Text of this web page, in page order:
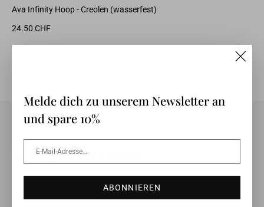
Melde dich zu unserem Newsletter an
und spare 10%
Mail-
Adresse…
ABONNIEREN
Ava Infinity Hoop - Creolen (wasserfest)
24.50 CHF
Das sagen unsere Kunden